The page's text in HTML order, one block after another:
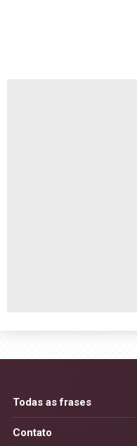
Todas as frases
Contato